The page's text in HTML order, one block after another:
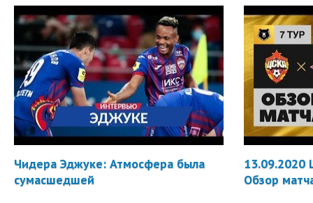
Чидера Эджуке: Атмосфера была
сумасшедшей
13.09.2020
Обзор